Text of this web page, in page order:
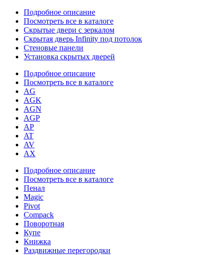
Подробное описание
Посмотреть все в каталоге
Скрытые двери с зеркалом
Скрытая дверь Infinity под потолок
Стеновые панели
Установка скрытых дверей
Подробное описание
Посмотреть все в каталоге
AG
AGK
AGN
AGP
AP
AT
AV
AX
Подробное описание
Посмотреть все в каталоге
Пенал
Magic
Pivot
Compack
Поворотная
Купе
Книжка
Раздвижные перегородки